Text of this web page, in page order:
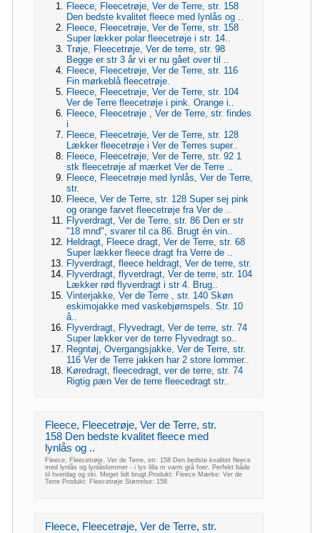
Fleece, Fleecetrøje, Ver de Terre, str. 158
Den bedste kvalitet fleece med lynlås og ..
Fleece, Fleecetrøje, Ver de Terre, str. 158
Super lækker polar fleecetrøje i str. 14..
Trøje, Fleecetrøje, Ver de terre, str. 98
Begge er str 3 år vi er nu gået over til ..
Fleece, Fleecetrøje, Ver de Terre, str. 116
Fin mørkeblå fleecetrøje.
Fleece, Fleecetrøje, Ver de Terre, str. 104
Ver de Terre fleecetrøje i pink. Orange i..
Fleece, Fleecetrøje , Ver de Terre, str. findes
i
Fleece, Fleecetrøje, Ver de Terre, str. 128
Lækker fleecetrøje i Ver de Terres super..
Fleece, Fleecetrøje, Ver de Terre, str. 92 1
stk fleecetrøje af mærket Ver de Terre ..
Fleece, Fleecetrøje med lynlås, Ver de Terre,
str.
Fleece, Ver de Terre, str. 128 Super sej pink
og orange farvet fleecetrøje fra Ver de ..
Flyverdragt, Ver de Terre, str. 86 Den er str
"18 mnd", svarer til ca 86. Brugt én vin..
Heldragt, Fleece dragt, Ver de Terre, str. 68
Super lækker fleece dragt fra Verre de ..
Flyverdragt, fleece heldragt, Ver de terre, str.
Flyverdragt, flyverdragt, Ver de terre, str. 104
Lækker rød flyverdragt i str 4. Brug..
Vinterjakke, Ver de Terre , str. 140 Skøn
eskimojakke med vaskebjørnspels. Str. 10
å..
Flyverdragt, Flyvedragt, Ver de terre, str. 74
Super lækker ver de terre Flyvedragt so..
Regntøj, Overgangsjakke, Ver de Terre, str.
116 Ver de Terre jakken har 2 store lommer..
Køredragt, fleecedragt, ver de terre, str. 74
Rigtig pæn Ver de terre fleecedragt str..
Fleece, Fleecetrøje, Ver de Terre, str.
158 Den bedste kvalitet fleece med
lynlås og ..
Fleece, Fleecetrøje, Ver de Terre, str. 158 Den bedste kvalitet fleece
med lynlås og lynlåslommer - i lys lilla m varm grå foer. Perfekt både
til hverdag og ski. Meget lidt brugt.Produkt: Fleece Mærke: Ver de
Terre Produkt: Fleecetrøje Størrelse: 158
Fleece, Fleecetrøje, Ver de Terre, str.